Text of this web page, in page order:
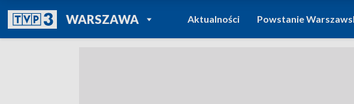
WARSZAWAPOWRÓT DO
TVP REGIONY
Aktualności Powstanie